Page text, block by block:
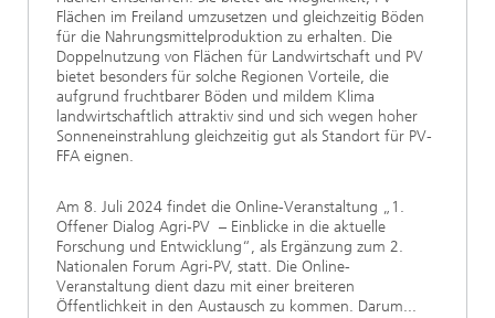
Flächen im Freiland umzusetzen und gleichzeitig Böden
für die Nahrungsmittelproduktion zu erhalten. Die
Doppelnutzung von Flächen für Landwirtschaft und PV
bietet besonders für solche Regionen Vorteile, die
aufgrund fruchtbarer Böden und mildem Klima
landwirtschaftlich attraktiv sind und sich wegen hoher
Sonneneinstrahlung gleichzeitig gut als Standort für PV-
FFA eignen.
Am 8. Juli 2024 findet die Online-Veranstaltung „1.
Offener Dialog Agri-PV – Einblicke in die aktuelle
Forschung und Entwicklung“, als Ergänzung zum 2.
Nationalen Forum Agri-PV, statt. Die Online-
Veranstaltung dient dazu mit einer breiteren
Öffentlichkeit in den Austausch zu kommen. Darum...